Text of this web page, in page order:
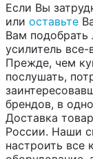
Если Вы
или оставьте
Вам подобрать
усилитель
Прежде, чем
послушать,
брендов, в
Доставка
России. Наши
настроить все